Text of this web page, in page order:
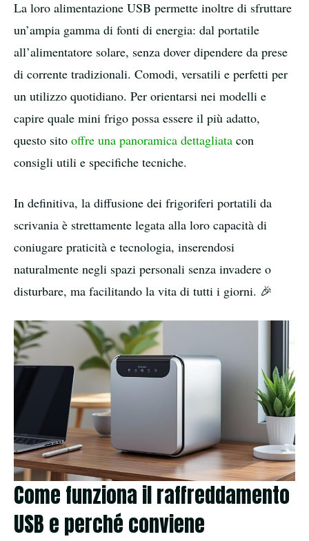
La loro alimentazione USB permette inoltre di sfruttare
un’ampia gamma di fonti di energia: dal portatile
all’alimentatore solare, senza dover dipendere da prese
di corrente tradizionali. Comodi, versatili e perfetti per
un utilizzo quotidiano. Per orientarsi nei modelli e
capire quale mini frigo possa essere il più adatto,
questo sito offre una panoramica dettagliata con
consigli utili e specifiche tecniche.
In definitiva, la diffusione dei frigoriferi portatili da
scrivania è strettamente legata alla loro capacità di
coniugare praticità e tecnologia, inserendosi
naturalmente negli spazi personali senza invadere o
disturbare, ma facilitando la vita di tutti i giorni. 🎉
Come funziona il raffreddamento
USB e perché conviene